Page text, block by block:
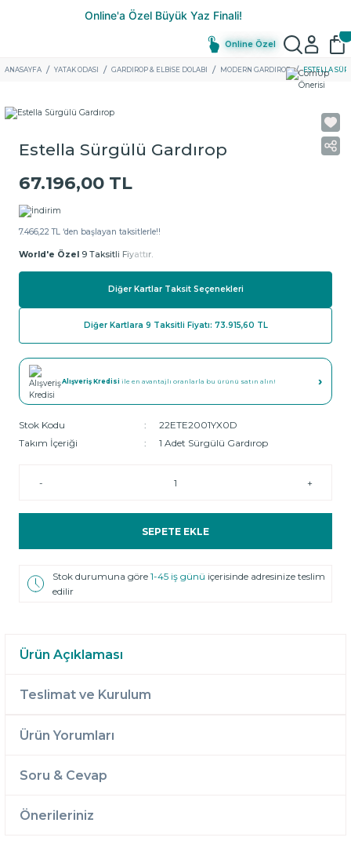
Online Özel
ANASAYFA YATAK ODASI GARDIROP & ELBISE DOLABI MODERN GARDIROP ESTELLA
Estella Sürgülü Gardırop
67.196,00 TL
7.466,22 TL ‘den başlayan taksitlerle!!
World'e Özel 9 Taksitli Fiyattır.
Diğer Kartlar Taksit Seçenekleri
Diğer Kartlara 9 Taksitli Fiyatı: 73.915,60 TL
Alışveriş Kredisi ile en avantajlı oranlarla bu ürünü satın alın! ›
Stok Kodu
22ETE2001YX0D
Takım İçeriği
1 Adet Sürgülü Gardırop
- +
SEPETE EKLE
Stok durumuna göre1-45 iş günü içerisinde adresinize teslim
edilir
Ürün Açıklaması
Teslimat ve Kurulum
Ürün Yorumları
Soru & Cevap
Önerileriniz